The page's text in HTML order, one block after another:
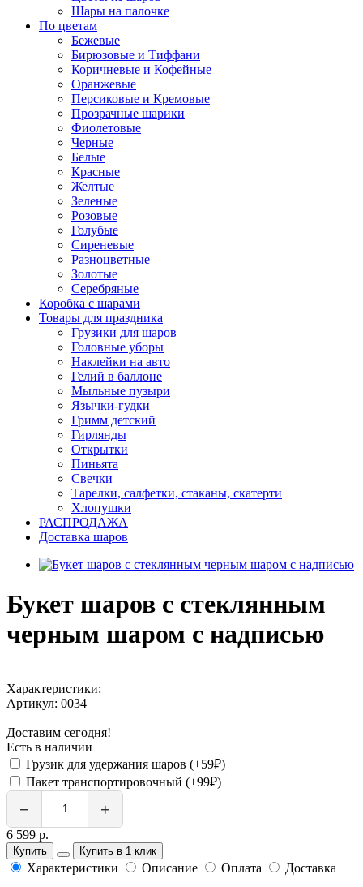
Шары на палочке
По цветам
Бежевые
Бирюзовые и Тиффани
Коричневые и Кофейные
Оранжевые
Персиковые и Кремовые
Прозрачные шарики
Фиолетовые
Черные
Белые
Красные
Желтые
Зеленые
Розовые
Голубые
Сиреневые
Разноцветные
Золотые
Серебряные
Коробка с шарами
Товары для праздника
Грузики для шаров
Головные уборы
Наклейки на авто
Гелий в баллоне
Мыльные пузыри
Язычки-гудки
Гримм детский
Гирлянды
Открытки
Пиньята
Свечки
Тарелки, салфетки, стаканы, скатерти
Хлопушки
РАСПРОДАЖА
Доставка шаров
Букет шаров с стеклянным
черным шаром с надписью
Характеристики:
Артикул: 0034
Доставим сегодня!
Есть в наличии
Грузик для удержания шаров (+59₽)
Пакет транспортировочный (+99₽)
− +
6 599 р.
Купить Купить в 1 клик
Характеристики Описание Оплата
Доставка